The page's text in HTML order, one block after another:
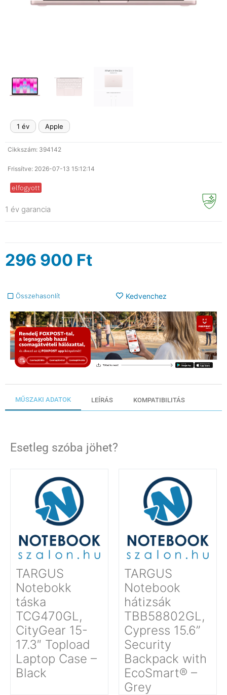
1 év Apple
Cikkszám: 394142
Frissítve: 2026-07-13 15:12:14
elfogyott
1 év garancia
296 900 Ft
Összehasonlít Kedvenchez
MŰSZAKI ADATOK LEÍRÁS KOMPATIBILITÁS
Esetleg szóba jöhet?
TARGUS
Notebokk
táska
TCG470GL,
CityGear 15-
17.3″ Topload
Laptop Case –
Black
TARGUS
Notebook
hátizsák
TBB58802GL,
Cypress 15.6”
Security
Backpack with
EcoSmart® –
Grey